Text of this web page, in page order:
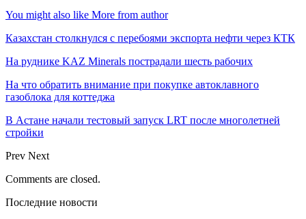
You might also like More from author
Казахстан столкнулся с перебоями экспорта нефти через КТК
На руднике KAZ Minerals пострадали шесть рабочих
На что обратить внимание при покупке автоклавного
газоблока для коттеджа
В Астане начали тестовый запуск LRT после многолетней
стройки
Prev Next
Comments are closed.
Последние новости